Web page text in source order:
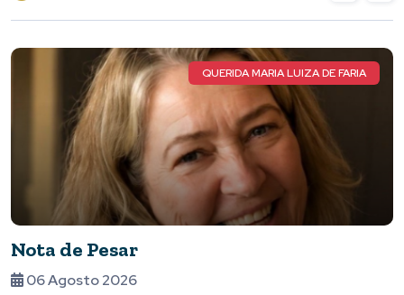
ATLETA
Vem aí o ATLETA TOTAL, a maior
premiação do esporte de Piumhi e